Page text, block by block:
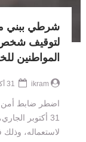
شرطي ببني
لتوقيف
المواطنين
ikram
اضطر ضابط أمن
31 أكتوبر
لاستعماله،